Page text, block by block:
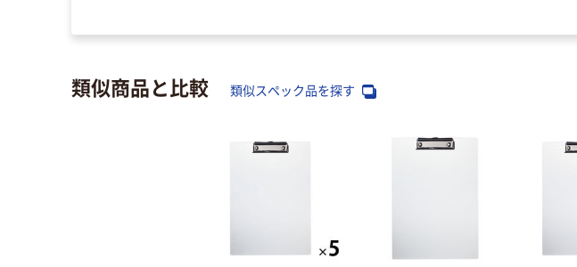
類似商品と比較 類似スペック品を探す